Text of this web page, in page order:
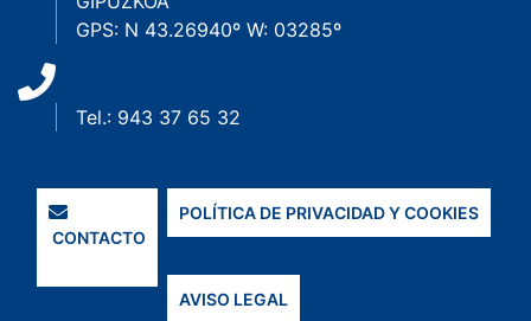
GPS: N 43.26940º W: 03285º
Tel.: 943 37 65 32
CONTACTO
POLÍTICA DE PRIVACIDAD Y COOKIES
AVISO LEGAL